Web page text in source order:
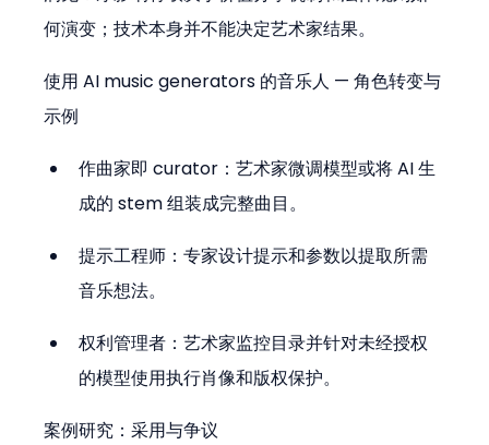
何演变；技术本身并不能决定艺术家结果。
使用 AI music generators 的音乐人 — 角色转变与
示例
作曲家即 curator：艺术家微调模型或将 AI 生
成的 stem 组装成完整曲目。
提示工程师：专家设计提示和参数以提取所需
音乐想法。
权利管理者：艺术家监控目录并针对未经授权
的模型使用执行肖像和版权保护。
案例研究：采用与争议